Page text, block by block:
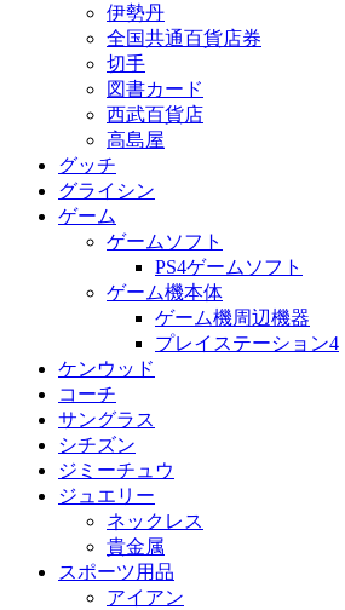
伊勢丹
全国共通百貨店券
切手
図書カード
西武百貨店
高島屋
グッチ
グライシン
ゲーム
ゲームソフト
PS4ゲームソフト
ゲーム機本体
ゲーム機周辺機器
プレイステーション4
ケンウッド
コーチ
サングラス
シチズン
ジミーチュウ
ジュエリー
ネックレス
貴金属
スポーツ用品
アイアン